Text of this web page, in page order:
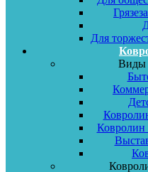
Для
Виды
Ковролин